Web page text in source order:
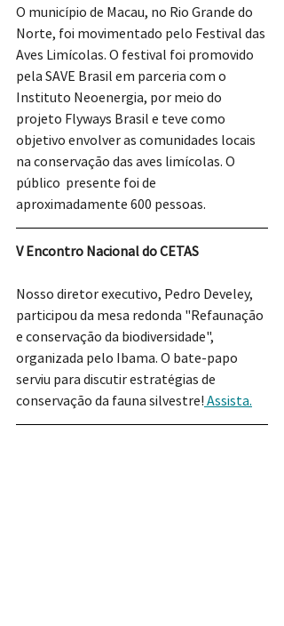
O município de Macau, no Rio Grande do
Norte, foi movimentado pelo Festival das
Aves Limícolas. O festival foi promovido
pela SAVE Brasil em parceria com o
Instituto Neoenergia, por meio do
projeto Flyways Brasil e teve como
objetivo envolver as comunidades locais
na conservação das aves limícolas. O
público  presente foi de
aproximadamente 600 pessoas.
V Encontro Nacional do CETAS
Nosso diretor executivo, Pedro Develey,
participou da mesa redonda "Refaunação
e conservação da biodiversidade",
organizada pelo Ibama. O bate-papo
serviu para discutir estratégias de
conservação da fauna silvestre! Assista.